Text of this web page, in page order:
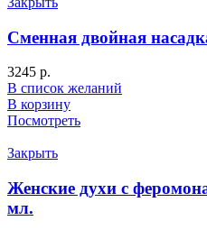
Сменная двойная
3245 р.
В список желаний
В корзину
Посмотреть
Закрыть
Женские духи с
мл.